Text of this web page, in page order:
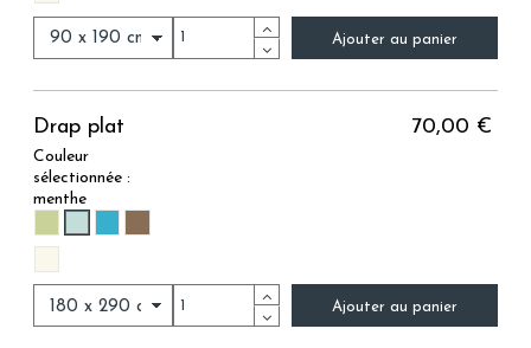
Ajouter au panier
Drap plat 70,00 €
Couleur
sélectionnée :
menthe
Ajouter au panier